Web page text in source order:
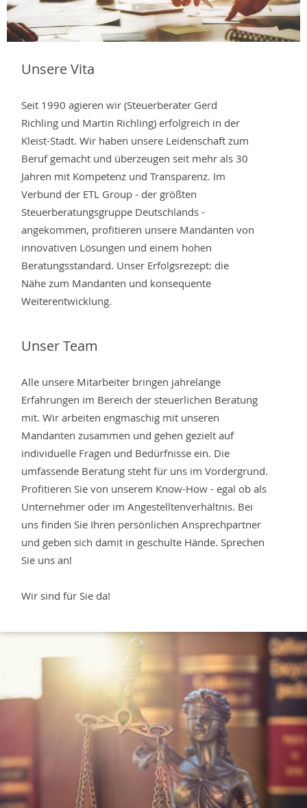
Unsere Vita
Seit 1990 agieren wir (Steuerberater Gerd
Richling und Martin Richling) erfolgreich in der
Kleist-Stadt. Wir haben unsere Leidenschaft zum
Beruf gemacht und überzeugen seit mehr als 30
Jahren mit Kompetenz und Transparenz. Im
Verbund der ETL Group - der größten
Steuerberatungsgruppe Deutschlands -
angekommen, profitieren unsere Mandanten von
innovativen Lösungen und einem hohen
Beratungsstandard. Unser Erfolgsrezept: die
Nähe zum Mandanten und konsequente
Weiterentwicklung.
Unser Team
Alle unsere Mitarbeiter bringen jahrelange
Erfahrungen im Bereich der steuerlichen Beratung
mit. Wir arbeiten engmaschig mit unseren
Mandanten zusammen und gehen gezielt auf
individuelle Fragen und Bedürfnisse ein. Die
umfassende Beratung steht für uns im Vordergrund.
Profitieren Sie von unserem Know-How - egal ob als
Unternehmer oder im Angestelltenverhältnis. Bei
uns finden Sie Ihren persönlichen Ansprechpartner
und geben sich damit in geschulte Hände. Sprechen
Sie uns an!
Wir sind für Sie da!